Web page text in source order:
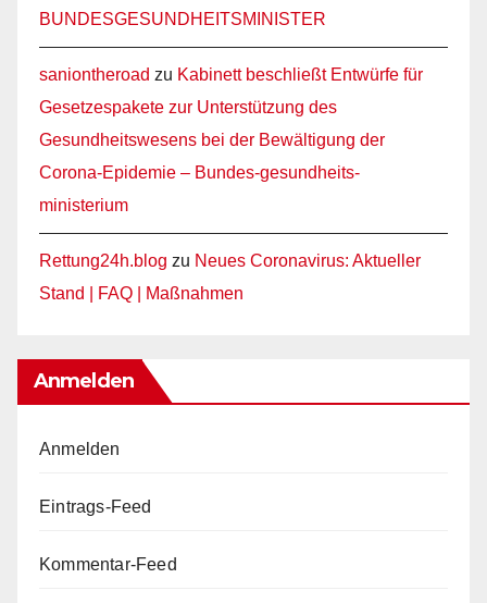
BUNDESGESUNDHEITSMINISTER
saniontheroad zu Kabinett beschließt Entwürfe für
Gesetzespakete zur Unterstützung des
Gesundheitswesens bei der Bewältigung der
Corona-Epidemie – Bundes-gesundheits-
ministerium
Rettung24h.blog zu Neues Coronavirus: Aktueller
Stand | FAQ | Maßnahmen
Anmelden
Anmelden
Eintrags-Feed
Kommentar-Feed